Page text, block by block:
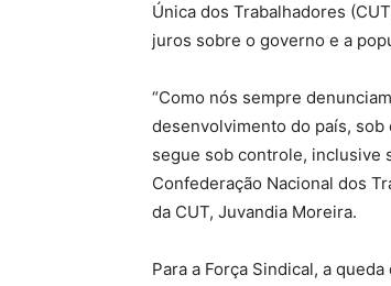
Única dos Trabalhadores
juros sobre o governo e a
“Como nós sempre
desenvolvimento do país,
segue sob controle, inclusive
Confederação Nacional dos
da CUT, Juvandia Moreira.
Para a Força Sindical, a